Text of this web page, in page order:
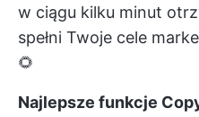
w ciągu kilku minut
spełni Twoje cele
🌻
Najlepsze funkcje